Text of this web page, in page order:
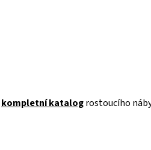
kompletní katalogrostoucího